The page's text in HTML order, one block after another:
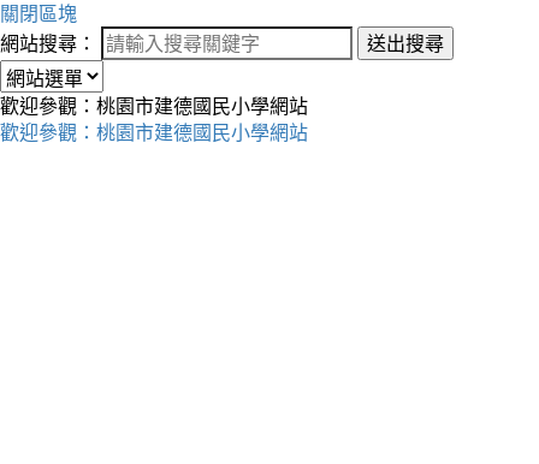
關閉區塊
網站搜尋：
送出搜尋
歡迎參觀：桃園市建德國民小學網站
歡迎參觀：桃園市建德國民小學網站